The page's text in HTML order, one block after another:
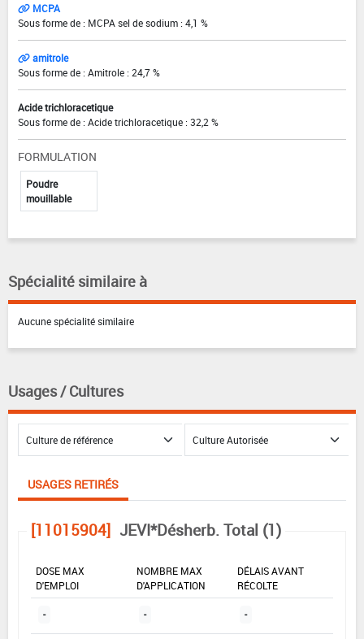
MCPA
Sous forme de : MCPA sel de sodium : 4,1 %
amitrole
Sous forme de : Amitrole : 24,7 %
Acide trichloracetique
Sous forme de : Acide trichloracetique : 32,2 %
FORMULATION
Poudre
mouillable
Spécialité similaire à
Aucune spécialité similaire
Usages / Cultures
USAGES RETIRÉS
[11015904] JEVI*Désherb. Total (1)
DOSE MAX
D'EMPLOI
NOMBRE MAX
D'APPLICATION
DÉLAIS AVANT
RÉCOLTE
- - -